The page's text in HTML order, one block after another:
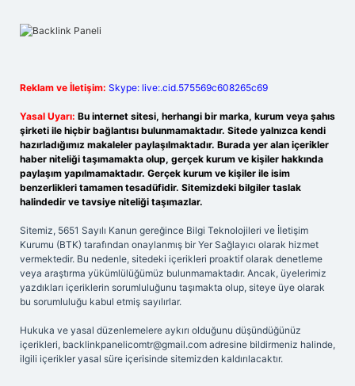
Reklam ve İletişim: Skype: live:.cid.575569c608265c69
Yasal Uyarı: Bu internet sitesi, herhangi bir marka, kurum veya şahıs
şirketi ile hiçbir bağlantısı bulunmamaktadır. Sitede yalnızca kendi
hazırladığımız makaleler paylaşılmaktadır. Burada yer alan içerikler
haber niteliği taşımamakta olup, gerçek kurum ve kişiler hakkında
paylaşım yapılmamaktadır. Gerçek kurum ve kişiler ile isim
benzerlikleri tamamen tesadüfidir. Sitemizdeki bilgiler taslak
halindedir ve tavsiye niteliği taşımazlar.
Sitemiz, 5651 Sayılı Kanun gereğince Bilgi Teknolojileri ve İletişim
Kurumu (BTK) tarafından onaylanmış bir Yer Sağlayıcı olarak hizmet
vermektedir. Bu nedenle, sitedeki içerikleri proaktif olarak denetleme
veya araştırma yükümlülüğümüz bulunmamaktadır. Ancak, üyelerimiz
yazdıkları içeriklerin sorumluluğunu taşımakta olup, siteye üye olarak
bu sorumluluğu kabul etmiş sayılırlar.
Hukuka ve yasal düzenlemelere aykırı olduğunu düşündüğünüz
içerikleri, backlinkpanelicomtr@gmail.com adresine bildirmeniz halinde,
ilgili içerikler yasal süre içerisinde sitemizden kaldırılacaktır.